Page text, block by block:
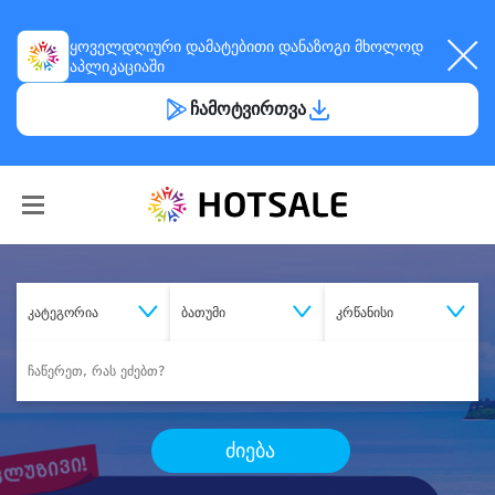
ყოველდღიური დამატებითი დანაზოგი მხოლოდ
აპლიკაციაში
ჩამოტვირთვა
კატეგორია ბათუმი კრწანისი
ძიება